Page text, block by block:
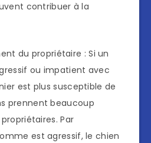
contribuer à la
du propriétaire : Si un
ou impatient avec
est plus susceptible de
prennent beaucoup
Par
est agressif, le chien